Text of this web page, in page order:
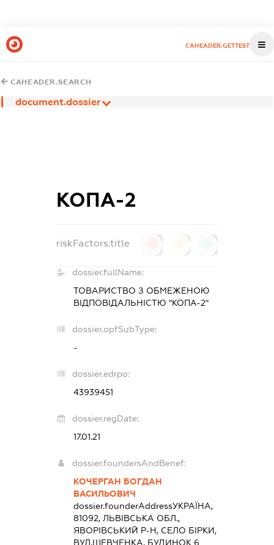
CAHEADER.GETTEST
CAHEADER.SEARCH
document.dossier
КОПА-2
riskFactors.title
dossier.fullName:
ТОВАРИСТВО З ОБМЕЖЕНОЮ
ВІДПОВІДАЛЬНІСТЮ "КОПА-2"
dossier.opfSubType:
-
dossier.edrpo:
43939451
dossier.regDate:
17.01.21
dossier.foundersAndBenef:
КОЧЕРГАН БОГДАН
ВАСИЛЬОВИЧ
dossier.founderAddressУКРАЇНА,
81092, ЛЬВІВСЬКА ОБЛ.,
ЯВОРІВСЬКИЙ Р-Н, СЕЛО БІРКИ,
ВУЛ.ШЕВЧЕНКА, БУДИНОК 6